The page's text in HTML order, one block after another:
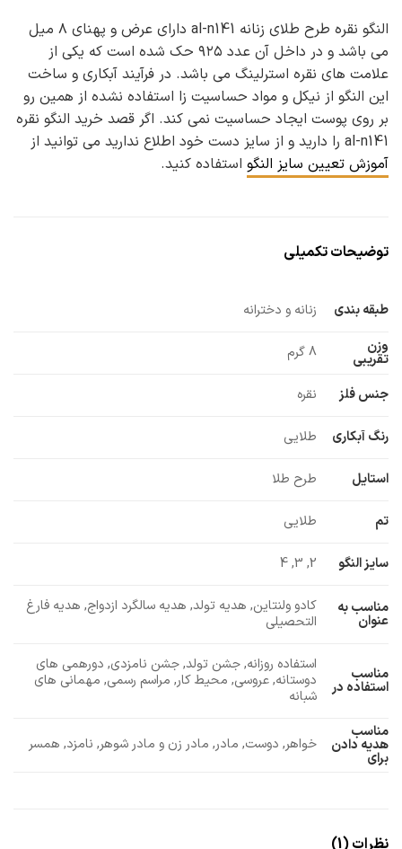
النگو نقره طرح طلای زنانه al-n141 دارای عرض و پهنای ۸ میل
می باشد و در داخل آن عدد ۹۲۵ حک شده است که یکی از
علامت های نقره استرلینگ می باشد. در فرآیند آبکاری و ساخت
این النگو از نیکل و مواد حساسیت زا استفاده نشده از همین رو
بر روی پوست ایجاد حساسیت نمی کند. اگر قصد خرید النگو نقره
al-n141 را دارید و از سایز دست خود اطلاع ندارید می توانید از
آموزش تعیین سایز النگو استفاده کنید.
توضیحات تکمیلی
طبقه بندی
زنانه و دخترانه
وزن
تقریبی 8 گرم
جنس فلز نقره
رنگ آبکاری طلایی
استایل طرح طلا
تم طلایی
سایز النگو 2, 3, 4
مناسب به
عنوان
کادو ولنتاین, هدیه تولد, هدیه سالگرد ازدواج, هدیه فارغ
التحصیلی
مناسب
استفاده در
استفاده روزانه, جشن تولد, جشن نامزدی, دورهمی های
دوستانه, عروسی, محیط کار, مراسم رسمی, مهمانی های
شبانه
مناسب
هدیه دادن
برای
خواهر, دوست, مادر, مادر زن و مادر شوهر, نامزد, همسر
نظرات (1)